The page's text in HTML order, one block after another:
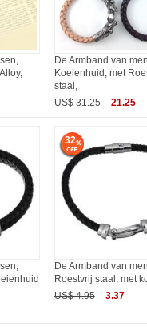
De Armband van
Koeienhuid, met
staal,
US$ 31.25
21.25
32
De Armband van
Roestvrij staal, met
US$ 4.95
3.37